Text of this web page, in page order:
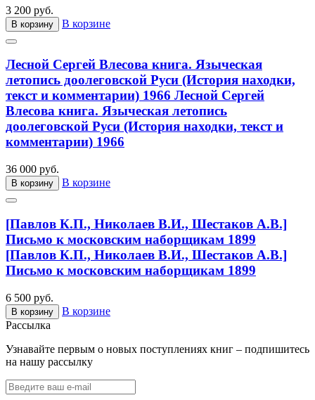
3 200 руб.
В корзину В корзине
Лесной Сергей Влесова книга. Языческая
летопись доолеговской Руси (История находки,
текст и комментарии) 1966 Лесной Сергей
Влесова книга. Языческая летопись
доолеговской Руси (История находки, текст и
комментарии) 1966
36 000 руб.
В корзину В корзине
[Павлов К.П., Николаев В.И., Шестаков А.В.]
Письмо к московским наборщикам 1899
[Павлов К.П., Николаев В.И., Шестаков А.В.]
Письмо к московским наборщикам 1899
6 500 руб.
В корзину
В корзине
Рассылка
Узнавайте первым о новых поступлениях книг – подпишитесь
на нашу рассылку